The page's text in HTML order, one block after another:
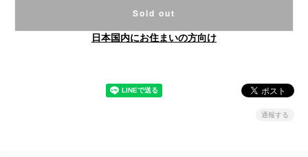
Sold out
日本国内にお住まいの方向け
通報する